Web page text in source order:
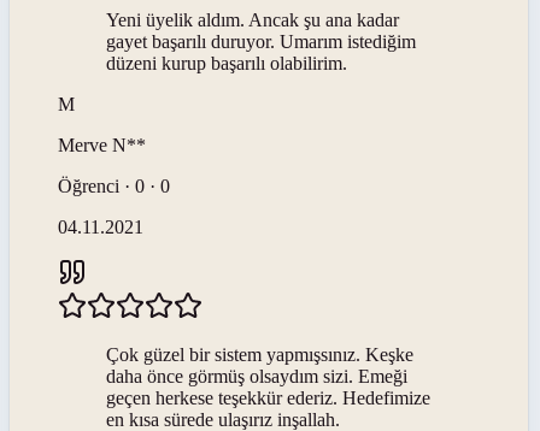
Yeni üyelik aldım. Ancak şu ana kadar
gayet başarılı duruyor. Umarım istediğim
düzeni kurup başarılı olabilirim.
M
Merve N**
Öğrenci · 0 · 0
04.11.2021
Çok güzel bir sistem yapmışsınız. Keşke
daha önce görmüş olsaydım sizi. Emeği
geçen herkese teşekkür ederiz. Hedefimize
en kısa sürede ulaşırız inşallah.